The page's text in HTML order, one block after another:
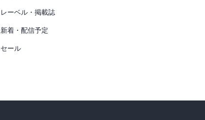
レーベル・掲載誌
新着・配信予定
セール